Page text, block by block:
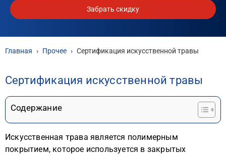
Забрать скидку
Главная › Прочее › Сертификация искусственной травы
Сертификация искусственной травы
Содержание
Искусственная трава является полимерным
покрытием, которое используется в закрытых